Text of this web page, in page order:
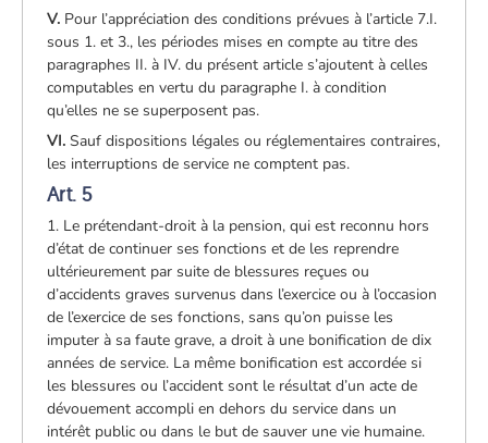
V. Pour l’appréciation des conditions prévues à l’article 7.I.
sous 1. et 3., les périodes mises en compte au titre des
paragraphes II. à IV. du présent article s’ajoutent à celles
computables en vertu du paragraphe I. à condition
qu’elles ne se superposent pas.
VI. Sauf dispositions légales ou réglementaires contraires,
les interruptions de service ne comptent pas.
Art. 5
1. Le prétendant-droit à la pension, qui est reconnu hors
d’état de continuer ses fonctions et de les reprendre
ultérieurement par suite de blessures reçues ou
d’accidents graves survenus dans l’exercice ou à l’occasion
de l’exercice de ses fonctions, sans qu’on puisse les
imputer à sa faute grave, a droit à une bonification de dix
années de service. La même bonification est accordée si
les blessures ou l’accident sont le résultat d’un acte de
dévouement accompli en dehors du service dans un
intérêt public ou dans le but de sauver une vie humaine.